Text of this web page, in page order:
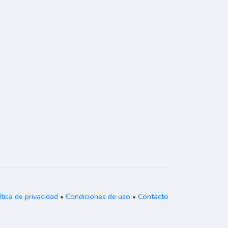
de privacidad • Condiciones de uso • Contacto